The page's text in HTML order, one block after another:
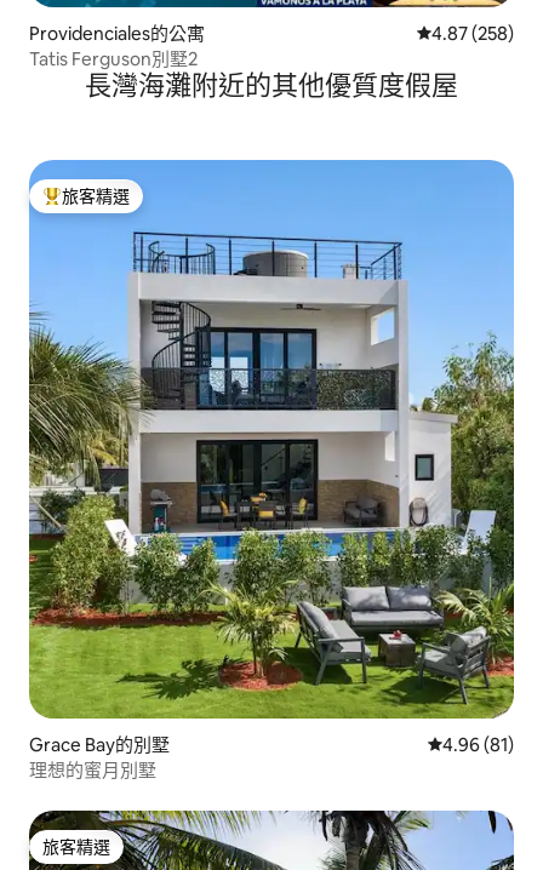
Providenciales的公寓 從 258 則評價
4.87 (258)
Tatis Ferguson別墅2
長灣海灘附近的其他優質度假屋
旅客精選榜首
旅客精選
Grace Bay的別墅 從 81 則評價
4.96 (81)
理想的蜜月別墅
旅客精選
旅客精選